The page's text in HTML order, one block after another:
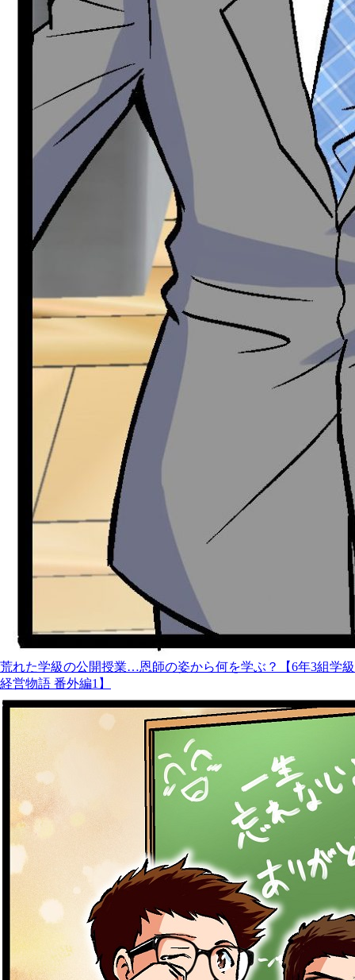
荒れた学級の公開授業…恩師の姿から何を学ぶ？【6年3組学級
経営物語 番外編1】